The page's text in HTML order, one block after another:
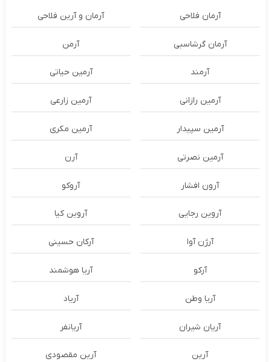
آرمان فلاحی آرمان و آرین فلاحی
آرمان گرشاسبی آرمن
آرمند آرمین حیاتی
آرمین رازانی آرمین زارعی
آرمین سپیدار آرمین مکری
آرمین نصرتی آرن
آرون افشار آروکو
آروین رجایی آروین کیا
آرژن آوا آرکان حسینی
آرکو آریا هوشمند
آریا وطن آریاد
آریان شیران آریانفر
آرین آرین مقصودی